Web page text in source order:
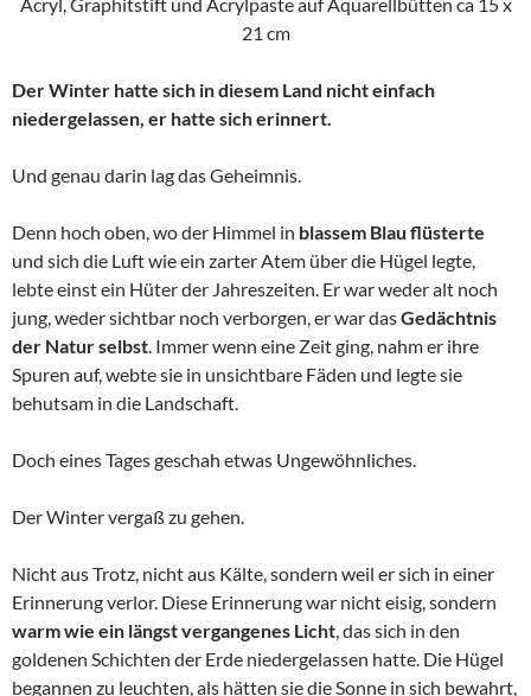
21 cm
Der Winter hatte sich in diesem Land nicht einfach
niedergelassen, er hatte sich erinnert.
Und genau darin lag das Geheimnis.
Denn hoch oben, wo der Himmel in blassem Blau flüsterte
und sich die Luft wie ein zarter Atem über die Hügel legte,
lebte einst ein Hüter der Jahreszeiten. Er war weder alt noch
jung, weder sichtbar noch verborgen, er war dasGedächtnis
der Natur selbst. Immer wenn eine Zeit ging, nahm er ihre
Spuren auf, webte sie in unsichtbare Fäden und legte sie
behutsam in die Landschaft.
Doch eines Tages geschah etwas Ungewöhnliches.
Der Winter vergaß zu gehen.
Nicht aus Trotz, nicht aus Kälte, sondern weil er sich in einer
Erinnerung verlor. Diese Erinnerung war nicht eisig, sondern
warm wie ein längst vergangenes Licht, das sich in den
goldenen Schichten der Erde niedergelassen hatte. Die Hügel
begannen zu leuchten, als hätten sie die Sonne in sich bewahrt,